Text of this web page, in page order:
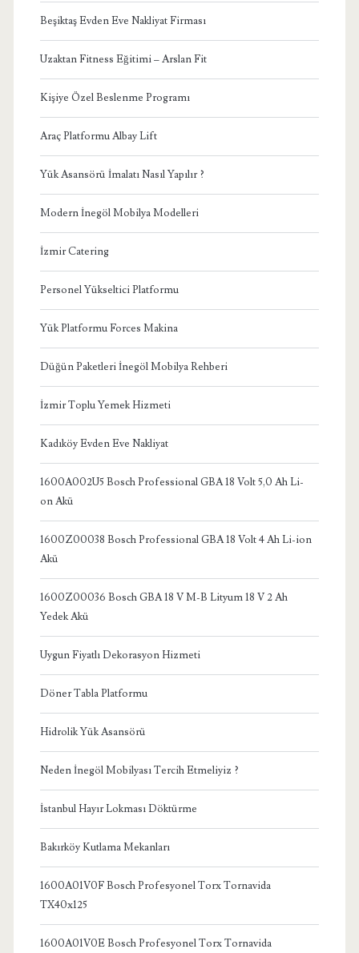
Beşiktaş Evden Eve Nakliyat Firması
Uzaktan Fitness Eğitimi – Arslan Fit
Kişiye Özel Beslenme Programı
Araç Platformu Albay Lift
Yük Asansörü İmalatı Nasıl Yapılır ?
Modern İnegöl Mobilya Modelleri
İzmir Catering
Personel Yükseltici Platformu
Yük Platformu Forces Makina
Düğün Paketleri İnegöl Mobilya Rehberi
İzmir Toplu Yemek Hizmeti
Kadıköy Evden Eve Nakliyat
1600A002U5 Bosch Professional GBA 18 Volt 5,0 Ah Li-
on Akü
1600Z00038 Bosch Professional GBA 18 Volt 4 Ah Li-ion
Akü
1600Z00036 Bosch GBA 18 V M-B Lityum 18 V 2 Ah
Yedek Akü
Uygun Fiyatlı Dekorasyon Hizmeti
Döner Tabla Platformu
Hidrolik Yük Asansörü
Neden İnegöl Mobilyası Tercih Etmeliyiz ?
İstanbul Hayır Lokması Döktürme
Bakırköy Kutlama Mekanları
1600A01V0F Bosch Profesyonel Torx Tornavida
TX40x125
1600A01V0E Bosch Profesyonel Torx Tornavida